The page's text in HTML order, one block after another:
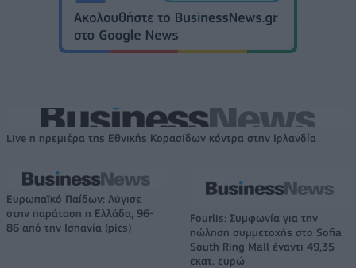
Live η πρεμιέρα της Εθνικής Κορασίδων κόντρα στην Ιρλανδία
Ευρωπαϊκό Παίδων: Λύγισε
στην παράταση η Ελλάδα, 96-
86 από την Ισπανία (pics)
Fourlis: Συμφωνία για την
πώληση συμμετοχής στο Sofia
South Ring Mall έναντι 49,35
εκατ. ευρώ